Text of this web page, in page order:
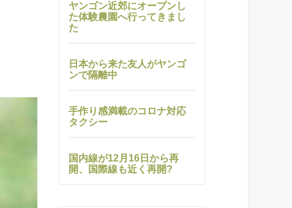
ヤンゴン近郊にオープンし
た体験農園へ行ってきまし
た
日本から来た友人がヤンゴ
ンで隔離中
手作り感満載のコロナ対応
タクシー
国内線が12月16日から再
開、国際線も近く再開?